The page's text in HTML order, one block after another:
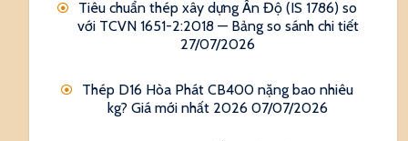
Tiêu chuẩn thép xây dựng Ấn Độ (IS 1786) so
với TCVN 1651-2:2018 — Bảng so sánh chi tiết
27/07/2026
Thép D16 Hòa Phát CB400 nặng bao nhiêu
kg? Giá mới nhất 2026 07/07/2026